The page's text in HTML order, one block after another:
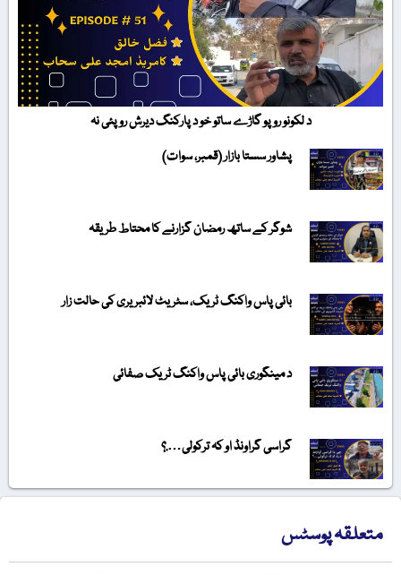
د لکونو روپو گاڑے ساتو خو د پارکنگ دیرش روپئی نہ
پشاور سستا بازار (قمبر، سوات)
شوگر کے ساتھ رمضان گزارنے کا محتاط طریقہ
بائی پاس واکنگ ٹریک، سٹریٹ لائبریری کی حالت زار
د مینگوری بائی پاس واکنگ ٹریک صفائی
گراسی گراونڈ او کہ ترکولی….؟
متعلقہ پوسٹس